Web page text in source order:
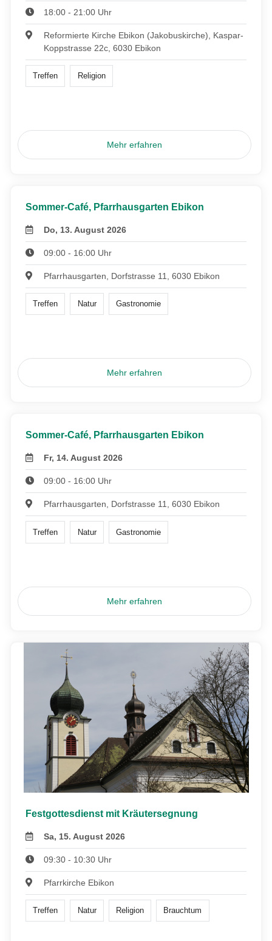
18:00 - 21:00 Uhr
Reformierte Kirche Ebikon (Jakobuskirche), Kaspar-
Koppstrasse 22c, 6030 Ebikon
Treffen Religion
Mehr erfahren
Sommer-Café, Pfarrhausgarten Ebikon
Do, 13. August 2026
09:00 - 16:00 Uhr
Pfarrhausgarten, Dorfstrasse 11, 6030 Ebikon
Treffen Natur Gastronomie
Mehr erfahren
Sommer-Café, Pfarrhausgarten Ebikon
Fr, 14. August 2026
09:00 - 16:00 Uhr
Pfarrhausgarten, Dorfstrasse 11, 6030 Ebikon
Treffen Natur Gastronomie
Mehr erfahren
Festgottesdienst mit Kräutersegnung
Sa, 15. August 2026
09:30 - 10:30 Uhr
Pfarrkirche Ebikon
Treffen Natur Religion Brauchtum